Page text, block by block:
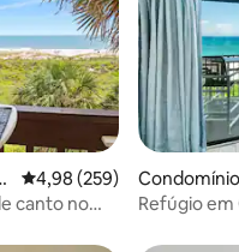
4,98 de uma avaliação
4,98 (259)
canto no
Refúgio em